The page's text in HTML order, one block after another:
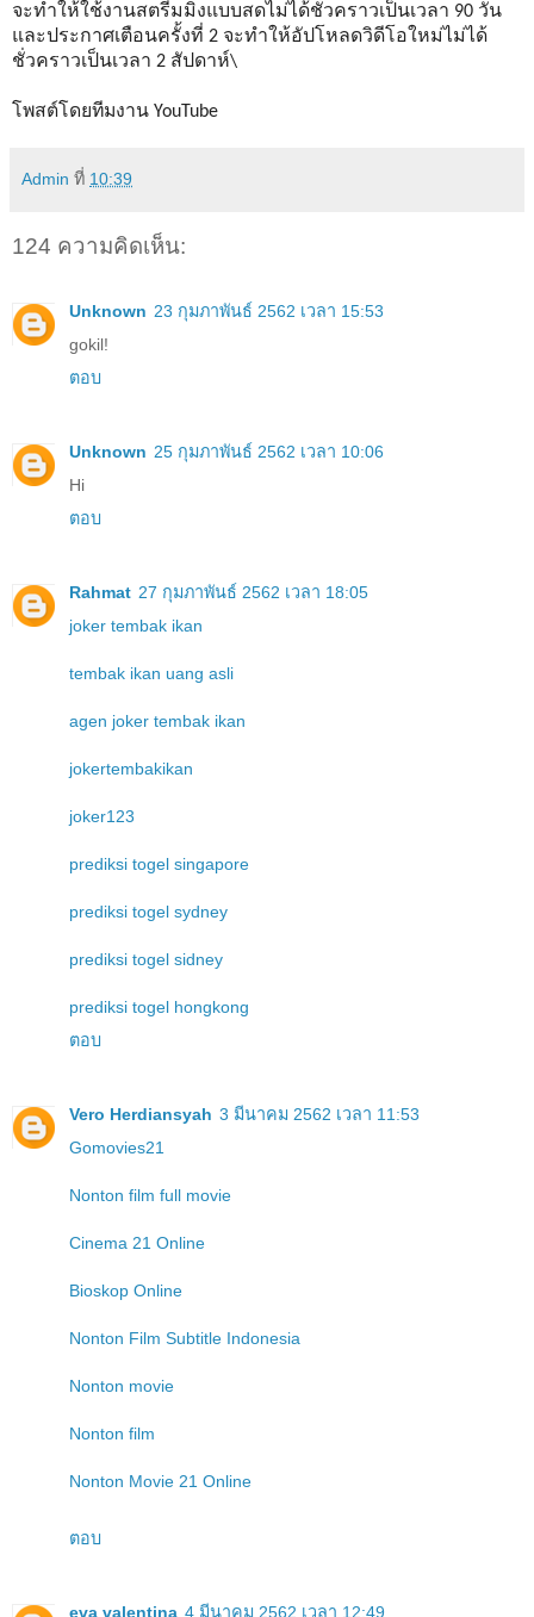
จะทำให้ใช้งานสตรีมมิงแบบสดไม่ได้ชั่วคราวเป็นเวลา 90 วัน
และประกาศเตือนครั้งที่ 2 จะทำให้อัปโหลดวิดีโอใหม่ไม่ได้
ชั่วคราวเป็นเวลา 2 สัปดาห์\
โพสต์โดยทีมงาน YouTube
Admin ที่ 10:39
124 ความคิดเห็น:
Unknown 23 กุมภาพันธ์ 2562 เวลา 15:53
gokil!
ตอบ
Unknown 25 กุมภาพันธ์ 2562 เวลา 10:06
Hi
ตอบ
Rahmat 27 กุมภาพันธ์ 2562 เวลา 18:05
joker tembak ikan
tembak ikan uang asli
agen joker tembak ikan
jokertembakikan
joker123
prediksi togel singapore
prediksi togel sydney
prediksi togel sidney
prediksi togel hongkong
ตอบ
Vero Herdiansyah 3 มีนาคม 2562 เวลา 11:53
Gomovies21
Nonton film full movie
Cinema 21 Online
Bioskop Online
Nonton Film Subtitle Indonesia
Nonton movie
Nonton film
Nonton Movie 21 Online
ตอบ
eva valentina 4 มีนาคม 2562 เวลา 12:49